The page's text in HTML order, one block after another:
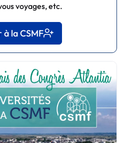
voyages, etc.
la CSMF